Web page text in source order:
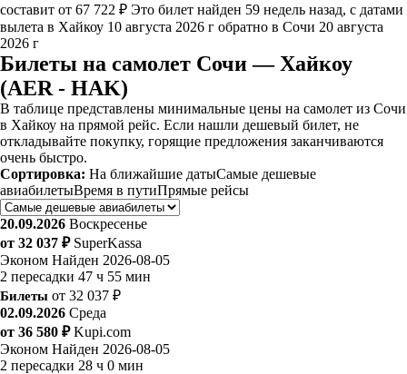
составит от 67 722 ₽ Это билет найден 59 недель назад, с датами
вылета в Хайкоу 10 августа 2026 г обратно в Сочи 20 августа
2026 г
Билеты на самолет Сочи — Хайкоу
(AER - HAK)
В таблице представлены минимальные цены на самолет из Сочи
в Хайкоу на прямой рейс. Если нашли дешевый билет, не
откладывайте покупку, горящие предложения заканчиваются
очень быстро.
Сортировка: На ближайшие датыСамые дешевые
авиабилетыВремя в путиПрямые рейсы
20.09.2026 Воскресенье
от 32 037 ₽ SuperKassa
Эконом Найден 2026-08-05
2 пересадки 47 ч 55 мин
Билеты от 32 037 ₽
02.09.2026 Среда
от 36 580 ₽ Kupi.com
Эконом Найден 2026-08-05
2 пересадки 28 ч 0 мин